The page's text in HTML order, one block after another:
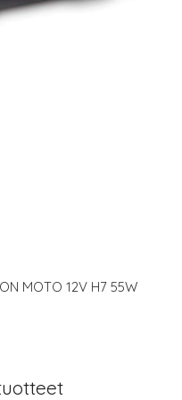
MOTO 12V H7 55W